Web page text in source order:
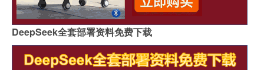
DeepSeek全套部署资料免费下载